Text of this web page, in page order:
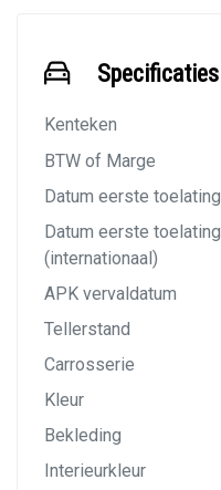
Specificaties
Kenteken
BTW of Marge
Datum eerste toelating
Datum eerste toelating
(internationaal)
APK vervaldatum
Tellerstand
Carrosserie
Kleur
Bekleding
Interieurkleur